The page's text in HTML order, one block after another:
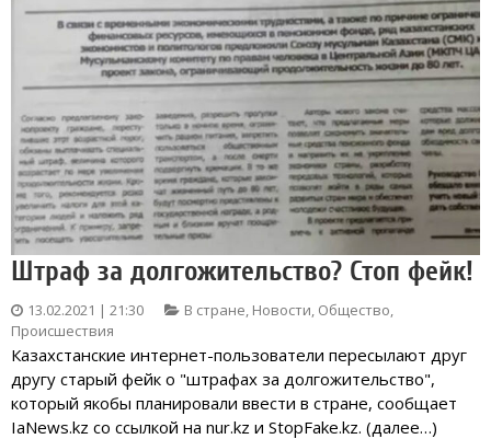
Штраф за долгожительство? Стоп фейк!
13.02.2021 | 21:30 В стране, Новости, Общество,
Происшествия
Казахстанские интернет-пользователи пересылают друг
другу старый фейк о "штрафах за долгожительство",
который якобы планировали ввести в стране, сообщает
IaNews.kz со ссылкой на nur.kz и StopFake.kz. (далее…)